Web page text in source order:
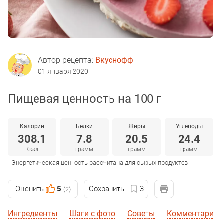
Автор рецепта: Вкуснофф
01 января 2020
Пищевая ценность на 100 г
Калории
308.1
Ккал
Белки
7.8
грамм
Жиры
20.5
грамм
Углеводы
24.4
грамм
Энергетическая ценность рассчитана для сырых продуктов
Оценить 5 (2) Сохранить 3
Ингредиенты Шаги с фото Советы Комментарии